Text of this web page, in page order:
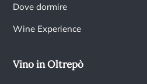
Dove dormire
Wine Experience
Vino in Oltrepò